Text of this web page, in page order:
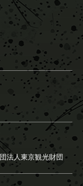
法人東京観光財団